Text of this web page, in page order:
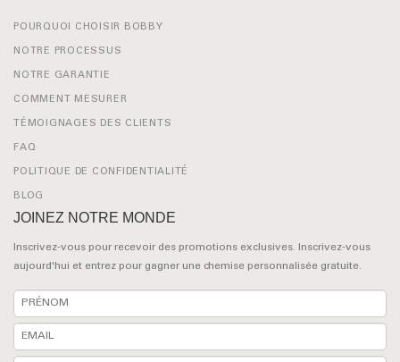
POURQUOI CHOISIR BOBBY
NOTRE PROCESSUS
NOTRE GARANTIE
COMMENT MESURER
TÉMOIGNAGES DES CLIENTS
FAQ
POLITIQUE DE CONFIDENTIALITÉ
BLOG
JOINEZ NOTRE MONDE
Inscrivez-vous pour recevoir des promotions exclusives. Inscrivez-vous
aujourd'hui et entrez pour gagner une chemise personnalisée gratuite.